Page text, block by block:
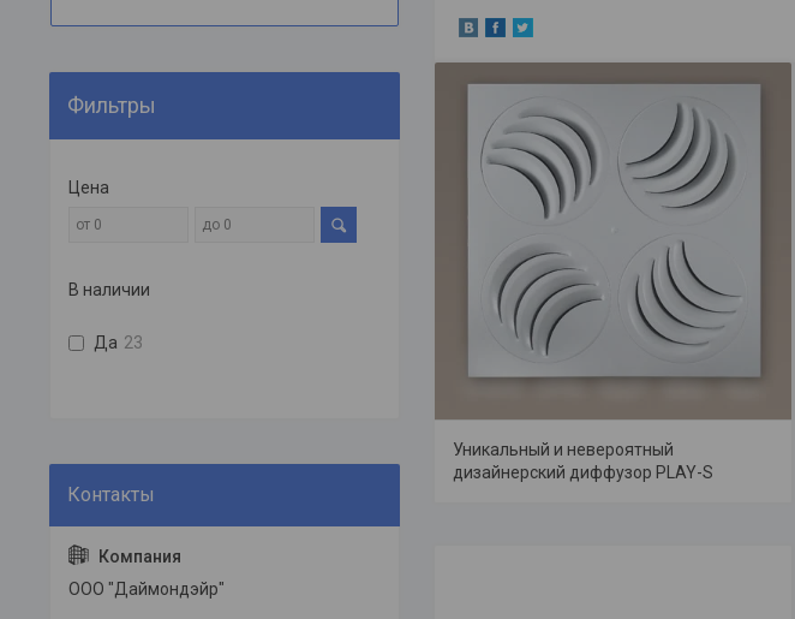
Уникальный и невероятный
дизайнерский диффузор PLAY-S
Фильтры
Цена
В наличии
Да 23
ООО "Даймондэйр"